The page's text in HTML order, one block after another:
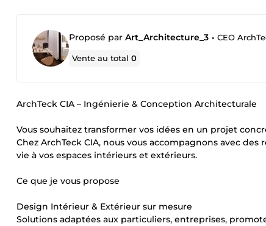
Proposé par Art_Architecture_3 • CEO
Vente au total0
ArchTeck CIA – Ingénierie & Conception Architecturale
Vous souhaitez transformer vos idées en un projet
Chez ArchTeck CIA, nous vous accompagnons avec
vie à vos espaces intérieurs et extérieurs.
Ce que je vous propose
Design Intérieur & Extérieur sur mesure
Solutions adaptées aux particuliers, entreprises,